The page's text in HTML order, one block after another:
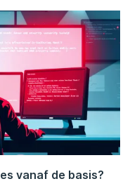
vanaf de basis?